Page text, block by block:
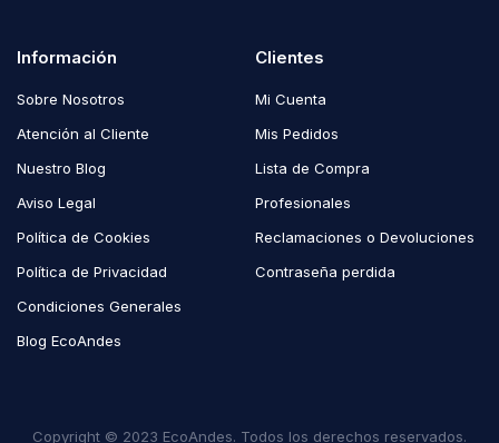
Información
Sobre Nosotros
Atención al Cliente
Nuestro Blog
Aviso Legal
Política de Cookies
Política de Privacidad
Condiciones Generales
Blog EcoAndes
Clientes
Mi Cuenta
Mis Pedidos
Lista de Compra
Profesionales
Reclamaciones o Devoluciones
Contraseña perdida
Copyright © 2023 EcoAndes. Todos los derechos reservados.